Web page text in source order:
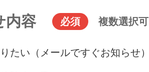
内容 必須 複数選択可
たい（メールですぐお知らせ）